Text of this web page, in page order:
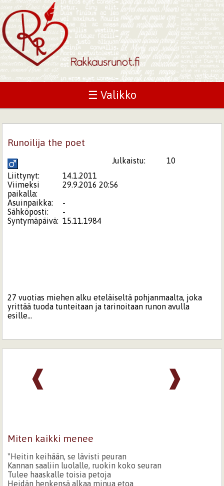
☰ Valikko
Runoilija the poet
Julkaistu:
10
Liittynyt:
14.1.2011
Viimeksi
paikalla:
29.9.2016 20:56
Asuinpaikka:
-
Sähköposti:
-
Syntymäpäivä: 15.11.1984
27 vuotias miehen alku eteläiseltä pohjanmaalta, joka
yrittää tuoda tunteitaan ja tarinoitaan runon avulla
esille...
❱
❰
Miten kaikki menee
"Heitin keihään, se lävisti peuran
Kannan saaliin luolalle, ruokin koko seuran
Tulee haaskalle toisia petoja
Heidän henkensä alkaa minua etoa